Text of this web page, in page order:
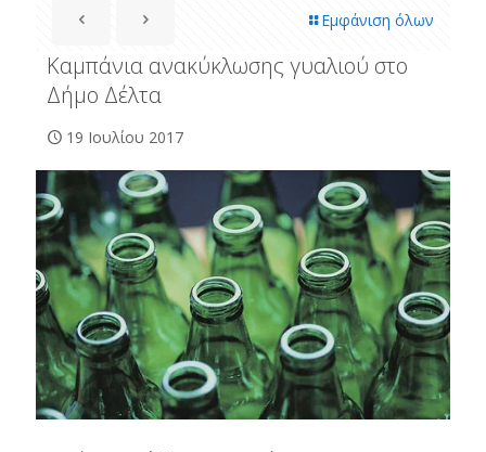
Εμφάνιση όλων
Καμπάνια ανακύκλωσης γυαλιού στο
Δήμο Δέλτα
19 Ιουλίου 2017